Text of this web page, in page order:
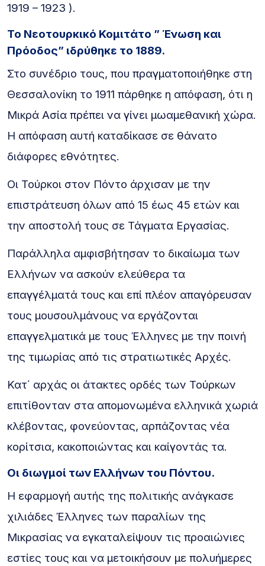
1919 – 1923 ).
Το Νεοτουρκικό Κομιτάτο ” Ένωση και
Πρόοδος” ιδρύθηκε το 1889.
Στο συνέδριο τους, που πραγματοποιήθηκε στη
Θεσσαλονίκη το 1911 πάρθηκε η απόφαση, ότι η
Μικρά Ασία πρέπει να γίνει μωαμεθανική χώρα.
Η απόφαση αυτή καταδίκασε σε θάνατο
διάφορες εθνότητες.
Οι Τούρκοι στον Πόντο άρχισαν με την
επιστράτευση όλων από 15 έως 45 ετών και
την αποστολή τους σε Τάγματα Εργασίας.
Παράλληλα αμφισβήτησαν το δικαίωμα των
Ελλήνων να ασκούν ελεύθερα τα
επαγγέλματά τους και επί πλέον απαγόρευσαν
τους μουσουλμάνους να εργάζονται
επαγγελματικά με τους Έλληνες με την ποινή
της τιμωρίας από τις στρατιωτικές Αρχές.
Κατ΄ αρχάς οι άτακτες ορδές των Τούρκων
επιτίθονταν στα απομονωμένα ελληνικά χωριά
κλέβοντας, φονεύοντας, αρπάζοντας νέα
κορίτσια, κακοποιώντας και καίγοντάς τα.
Οι διωγμοί των Ελλήνων του Πόντου.
Η εφαρμογή αυτής της πολιτικής ανάγκασε
χιλιάδες Έλληνες των παραλίων της
Μικρασίας να εγκαταλείψουν τις προαιώνιες
εστίες τους και να μετοικήσουν με πολυήμερες